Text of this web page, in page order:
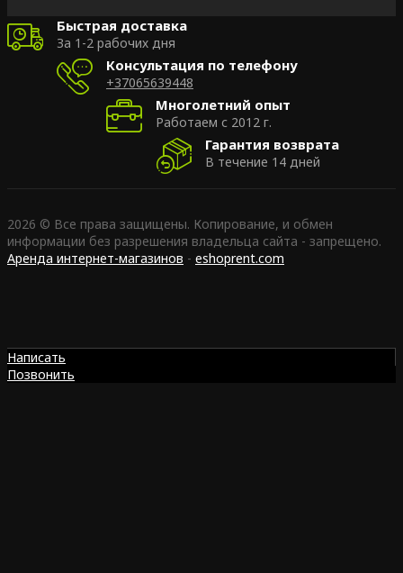
Быстрая доставка
За 1-2 рабочих дня
Консультация по телефону
+37065639448
Многолетний опыт
Работаем с 2012 г.
Гарантия возврата
В течение 14 дней
2026 © Все права защищены. Копирование, и обмен
информации без разрешения владельца сайта - запрещено.
Аренда интернет-магазинов - eshoprent.com
Написать
Позвонить